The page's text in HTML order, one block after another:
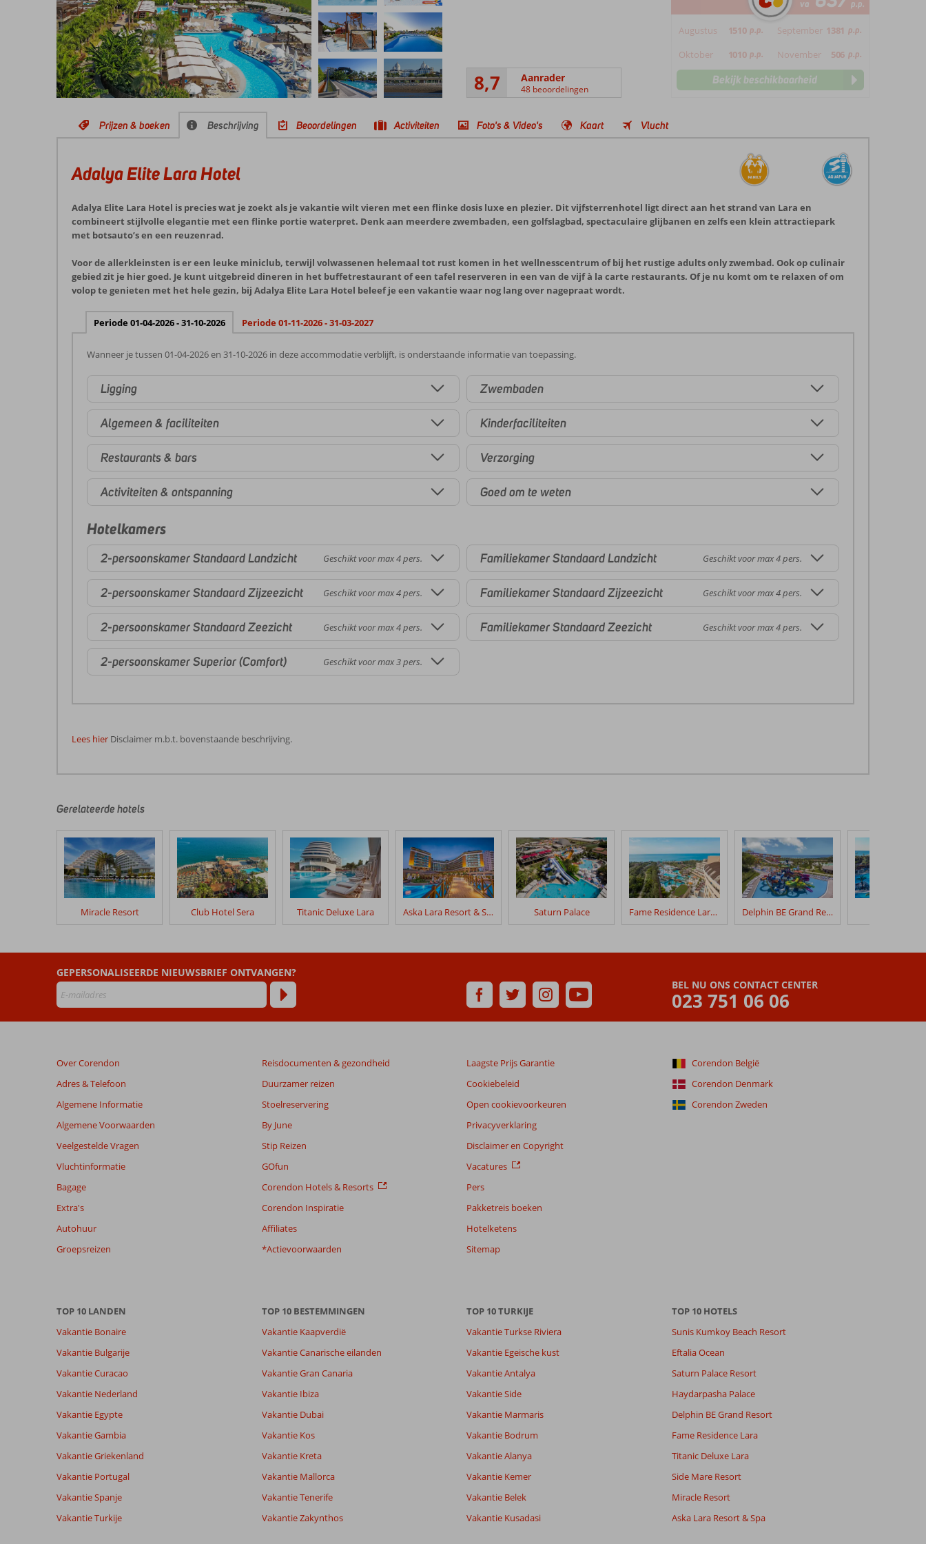
8,7 Aanrader
48 beoordelingen
va p.p.
Augustus 1510 p.p. September 1381 p.p.
Oktober 1010 p.p. November 506 p.p.
Bekijk beschikbaarheid
Prijzen & boeken Beschrijving Beoordelingen Activiteiten Foto's & Video's Kaart Vlucht
Adalya Elite Lara Hotel
Adalya Elite Lara Hotel is precies wat je zoekt als je vakantie wilt vieren met een flinke dosis luxe en plezier. Dit vijfsterrenhotel ligt direct aan het strand van Lara en
combineert stijlvolle elegantie met een flinke portie waterpret. Denk aan meerdere zwembaden, een golfslagbad, spectaculaire glijbanen en zelfs een klein attractiepark
met botsauto’s en een reuzenrad.
Voor de allerkleinsten is er een leuke miniclub, terwijl volwassenen helemaal tot rust komen in het wellnesscentrum of bij het rustige adults only zwembad. Ook op culinair
gebied zit je hier goed. Je kunt uitgebreid dineren in het buffetrestaurant of een tafel reserveren in een van de vijf à la carte restaurants. Of je nu komt om te relaxen of om
volop te genieten met het hele gezin, bij Adalya Elite Lara Hotel beleef je een vakantie waar nog lang over nagepraat wordt.
Periode 01-04-2026 - 31-10-2026 Periode 01-11-2026 - 31-03-2027
Wanneer je tussen 01-04-2026 en 31-10-2026 in deze accommodatie verblijft, is onderstaande informatie van toepassing.
Ligging
Algemeen & faciliteiten
Restaurants & bars
Activiteiten & ontspanning
Zwembaden
Kinderfaciliteiten
Verzorging
Goed om te weten
Hotelkamers
2-persoonskamer Standaard Landzicht Geschikt voor max 4 pers.
2-persoonskamer Standaard Zijzeezicht Geschikt voor max 4 pers.
2-persoonskamer Standaard Zeezicht Geschikt voor max 4 pers.
2-persoonskamer Superior (Comfort) Geschikt voor max 3 pers.
Familiekamer Standaard Landzicht Geschikt voor max 4 pers.
Familiekamer Standaard Zijzeezicht Geschikt voor max 4 pers.
Familiekamer Standaard Zeezicht Geschikt voor max 4 pers.
Lees hier Disclaimer m.b.t. bovenstaande beschrijving.
door
klanten
geschreven
na
hun
verblijf
Adalya
Beoordelingen
die
ouder
48
maanden
worden
niet
weergegeven
om
relevantie
garanderen.
onze
beoordelingen.
Totale score
48
beoordelingen
8,7 Eten
8,4
Kamers
Wifi kwaliteit
van onze
klanten
Alle
Sorteren op
datum (nieuw > oud)
Gerelateerde hotels
Miracle Resort Club Hotel Sera Titanic Deluxe Lara Aska Lara Resort & Spa Saturn Palace Fame Residence Lara & Spa Delphin BE Grand Resort
BEL NU ONS CONTACT CENTER
023 751 06 06
GEPERSONALISEERDE NIEUWSBRIEF ONTVANGEN?
Over Corendon
Adres & Telefoon
Algemene Informatie
Algemene Voorwaarden
Veelgestelde Vragen
Vluchtinformatie
Bagage
Extra's
Autohuur
Groepsreizen
Reisdocumenten & gezondheid
Duurzamer reizen
Stoelreservering
By June
Stip Reizen
GOfun
Corendon Hotels & Resorts
Corendon Inspiratie
Affiliates
*Actievoorwaarden
Laagste Prijs Garantie
Cookiebeleid
Open cookievoorkeuren
Privacyverklaring
Disclaimer en Copyright
Vacatures
Pers
Pakketreis boeken
Hotelketens
Sitemap
Corendon België
Corendon Denmark
Corendon Zweden
TOP 10 LANDEN
Vakantie Bonaire
Vakantie Bulgarije
Vakantie Curacao
Vakantie Nederland
Vakantie Egypte
Vakantie Gambia
Vakantie Griekenland
Vakantie Portugal
Vakantie Spanje
Vakantie Turkije
TOP 10 BESTEMMINGEN
Vakantie Kaapverdië
Vakantie Canarische eilanden
Vakantie Gran Canaria
Vakantie Ibiza
Vakantie Dubai
Vakantie Kos
Vakantie Kreta
Vakantie Mallorca
Vakantie Tenerife
Vakantie Zakynthos
TOP 10 TURKIJE
Vakantie Turkse Riviera
Vakantie Egeische kust
Vakantie Antalya
Vakantie Side
Vakantie Marmaris
Vakantie Bodrum
Vakantie Alanya
Vakantie Kemer
Vakantie Belek
Vakantie Kusadasi
TOP 10 HOTELS
Sunis Kumkoy Beach Resort
Eftalia Ocean
Saturn Palace Resort
Haydarpasha Palace
Delphin BE Grand Resort
Fame Residence Lara
Titanic Deluxe Lara
Side Mare Resort
Miracle Resort
Aska Lara Resort & Spa